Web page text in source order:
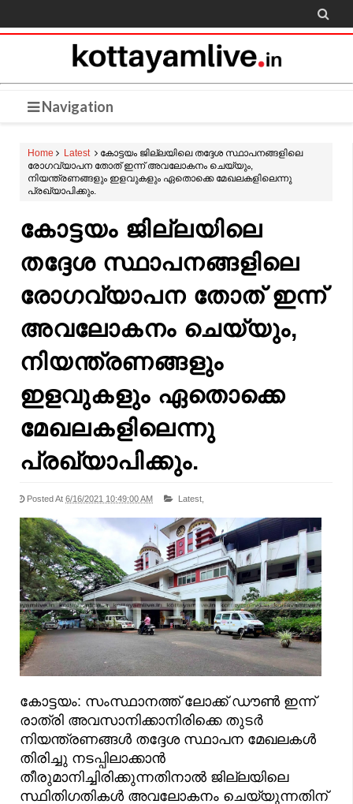

Navigation
Home Latest
കോട്ടയം ജില്ലയിലെ തദ്ദേശ സ്ഥാപനങ്ങളിലെ
രോഗവ്യാപന തോത് ഇന്ന് അവലോകനം ചെയ്യും,
നിയന്ത്രണങ്ങളും ഇളവുകളും ഏതൊക്കെ മേഖലകളിലെന്നു
പ്രഖ്യാപിക്കും.
കോട്ടയം ജില്ലയിലെ
തദ്ദേശ സ്ഥാപനങ്ങളിലെ
രോഗവ്യാപന തോത് ഇന്ന്
അവലോകനം ചെയ്യും,
നിയന്ത്രണങ്ങളും
ഇളവുകളും ഏതൊക്കെ
മേഖലകളിലെന്നു
പ്രഖ്യാപിക്കും.
Posted At 6/16/2021 10:49:00 AM Latest,
കോട്ടയം: സംസ്ഥാനത്ത് ലോക്ക് ഡൗൺ ഇന്ന്
രാത്രി അവസാനിക്കാനിരിക്കെ തുടർ
നിയന്ത്രണങ്ങൾ തദ്ദേശ സ്ഥാപന മേഖലകൾ
തിരിച്ചു നടപ്പിലാക്കാൻ
തീരുമാനിച്ചിരിക്കുന്നതിനാൽ ജില്ലയിലെ
സ്ഥിതിഗതികൾ അവലോകനം ചെയ്യുന്നതിന്